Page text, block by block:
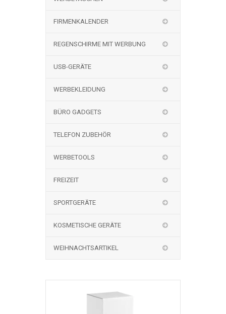
FIRMENKALENDER
REGENSCHIRME MIT WERBUNG
USB-GERÄTE
WERBEKLEIDUNG
BÜRO GADGETS
TELEFON ZUBEHÖR
WERBETOOLS
FREIZEIT
SPORTGERÄTE
KOSMETISCHE GERÄTE
WEIHNACHTSARTIKEL